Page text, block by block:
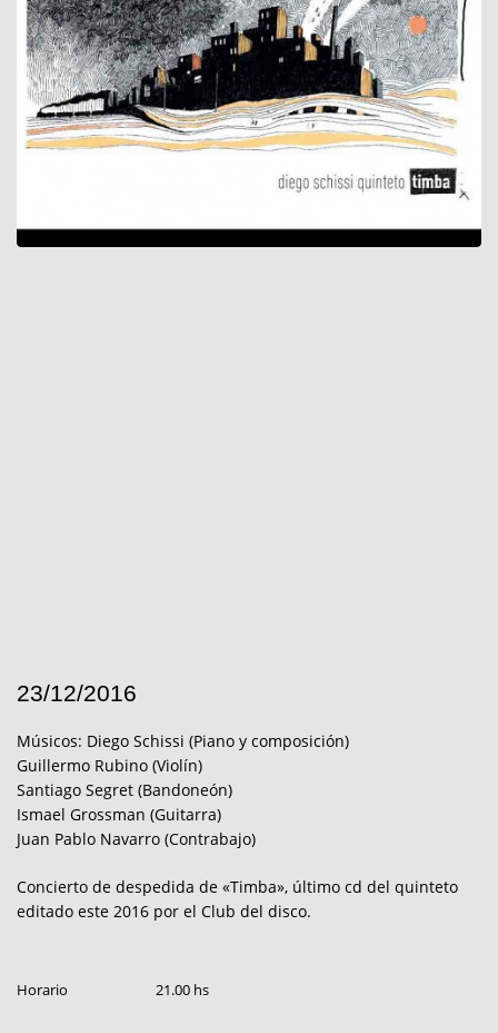
23/12/2016
Músicos: Diego Schissi (Piano y composición)
Guillermo Rubino (Violín)
Santiago Segret (Bandoneón)
Ismael Grossman (Guitarra)
Juan Pablo Navarro (Contrabajo)
Concierto de despedida de «Timba», último cd del quinteto
editado este 2016 por el Club del disco.
Horario 21.00 hs